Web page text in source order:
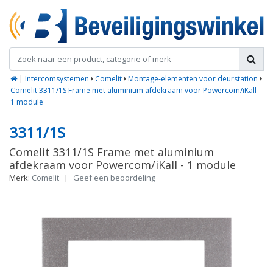
| Intercomsystemen Comelit Montage-elementen voor deurstation
Comelit 3311/1S Frame met aluminium afdekraam voor Powercom/iKall -
1 module
3311/1S
Comelit 3311/1S Frame met aluminium
afdekraam voor Powercom/iKall - 1 module
Merk: Comelit | Geef een beoordeling